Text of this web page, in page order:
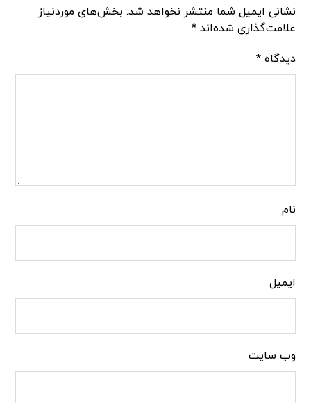
نشانی ایمیل شما منتشر نخواهد شد. بخش‌های موردنیاز
علامت‌گذاری شده‌اند*
دیدگاه*
نام
ایمیل
وب‌ سایت